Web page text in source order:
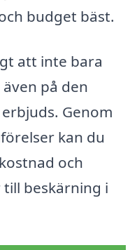
budget bäst.
att inte bara
på den
Genom
kan du
och
beskärning i